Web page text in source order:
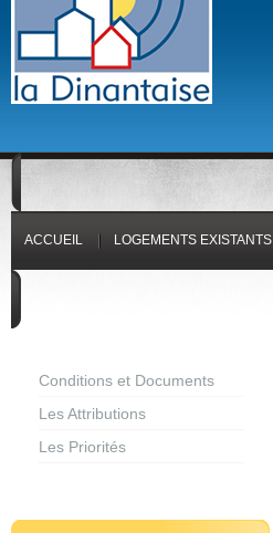
ACCUEIL LOGEMENTS EXISTANTS
Conditions et Documents
Les Attributions
Les Priorités